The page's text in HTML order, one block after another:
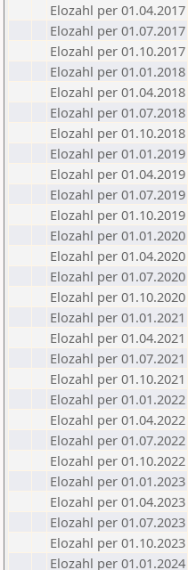
Elozahl per 01.04.2017
Elozahl per 01.07.2017
Elozahl per 01.10.2017
Elozahl per 01.01.2018
Elozahl per 01.04.2018
Elozahl per 01.07.2018
Elozahl per 01.10.2018
Elozahl per 01.01.2019
Elozahl per 01.04.2019
Elozahl per 01.07.2019
Elozahl per 01.10.2019
Elozahl per 01.01.2020
Elozahl per 01.04.2020
Elozahl per 01.07.2020
Elozahl per 01.10.2020
Elozahl per 01.01.2021
Elozahl per 01.04.2021
Elozahl per 01.07.2021
Elozahl per 01.10.2021
Elozahl per 01.01.2022
Elozahl per 01.04.2022
Elozahl per 01.07.2022
Elozahl per 01.10.2022
Elozahl per 01.01.2023
Elozahl per 01.04.2023
Elozahl per 01.07.2023
Elozahl per 01.10.2023
Elozahl per 01.01.2024